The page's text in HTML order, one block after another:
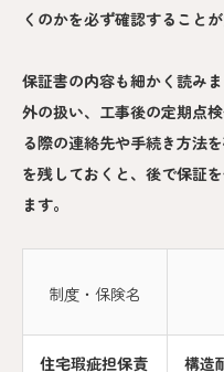
くのかを必ず確認することが
保証書の内容も細かく読み
外の扱い、工事後の定期点
る際の連絡先や手続き方法
を残しておくと、後で保証
ます。
制度・保険名
住宅瑕疵担保責
構造